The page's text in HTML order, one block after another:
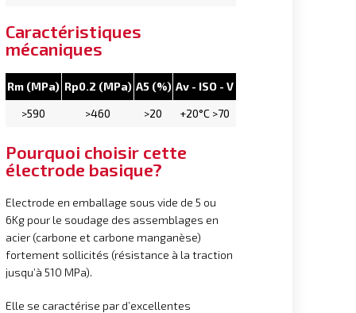
Caractéristiques
mécaniques
Rm (MPa) Rp0.2 (MPa) A5 (%) Av - ISO - V
>590
>460 >20 +20°C >70
Pourquoi choisir cette
électrode basique?
Electrode en emballage sous vide de 5 ou
6Kg pour le soudage des assemblages en
acier (carbone et carbone manganèse)
fortement sollicités (résistance à la traction
jusqu’à 510 MPa).
Elle se caractérise par d’excellentes